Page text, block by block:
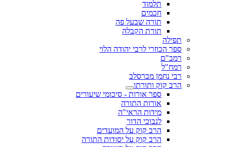
תלמוד
חכמים
תורה שבעל פה
תורת הקבלה
תפילה
ספר הכוזרי לרבי יהודה הלוי
רמב"ם
רמח"ל
רבי נחמן מברסלב
הרב קוק ותורתו
ספר אורות - סיכומי שיעורים
אורות התורה
מידות הראי"ה
לנבוכי הדור
הרב קוק על המועדים
הרב קוק על יסודות התורה